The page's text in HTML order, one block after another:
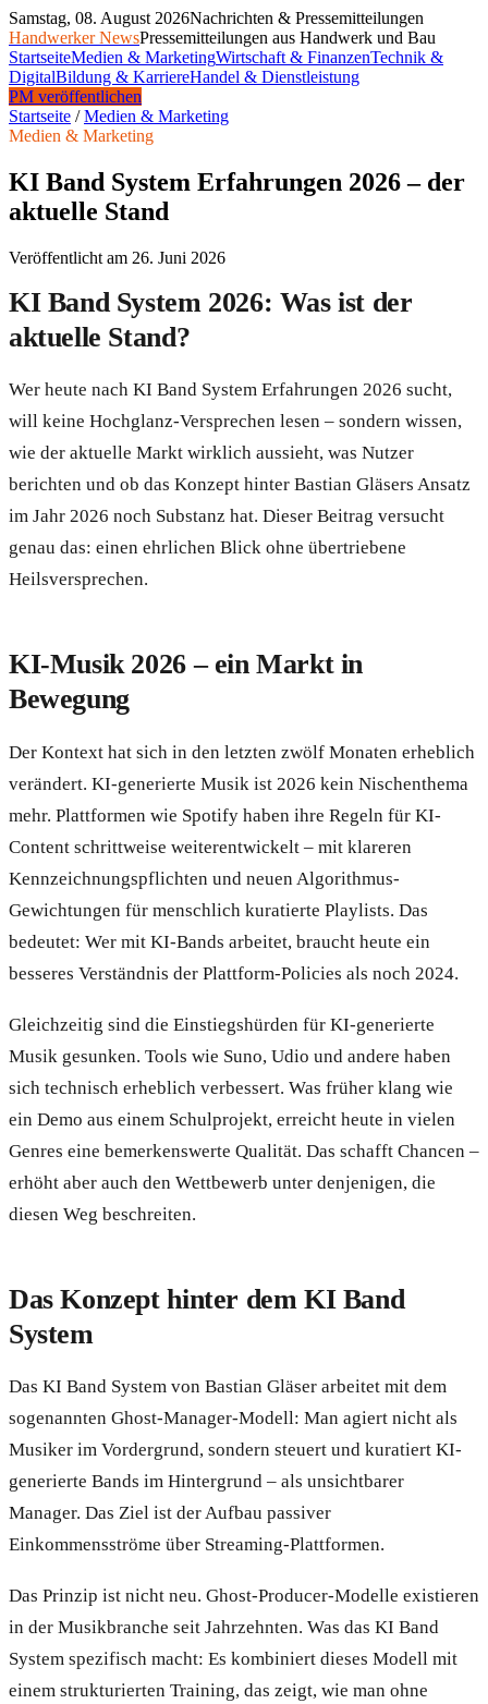
Samstag, 08. August 2026Nachrichten & Pressemitteilungen
Handwerker NewsPressemitteilungen aus Handwerk und Bau
StartseiteMedien & MarketingWirtschaft & FinanzenTechnik &
DigitalBildung & KarriereHandel & Dienstleistung
PM veröffentlichen
Startseite /Medien & Marketing
Medien & Marketing
KI Band System Erfahrungen 2026 – der
aktuelle Stand
Veröffentlicht am 26. Juni 2026
KI Band System 2026: Was ist der
aktuelle Stand?
Wer heute nach KI Band System Erfahrungen 2026 sucht,
will keine Hochglanz-Versprechen lesen – sondern wissen,
wie der aktuelle Markt wirklich aussieht, was Nutzer
berichten und ob das Konzept hinter Bastian Gläsers Ansatz
im Jahr 2026 noch Substanz hat. Dieser Beitrag versucht
genau das: einen ehrlichen Blick ohne übertriebene
Heilsversprechen.
KI-Musik 2026 – ein Markt in
Bewegung
Der Kontext hat sich in den letzten zwölf Monaten erheblich
verändert. KI-generierte Musik ist 2026 kein Nischenthema
mehr. Plattformen wie Spotify haben ihre Regeln für KI-
Content schrittweise weiterentwickelt – mit klareren
Kennzeichnungspflichten und neuen Algorithmus-
Gewichtungen für menschlich kuratierte Playlists. Das
bedeutet: Wer mit KI-Bands arbeitet, braucht heute ein
besseres Verständnis der Plattform-Policies als noch 2024.
Gleichzeitig sind die Einstiegshürden für KI-generierte
Musik gesunken. Tools wie Suno, Udio und andere haben
sich technisch erheblich verbessert. Was früher klang wie
ein Demo aus einem Schulprojekt, erreicht heute in vielen
Genres eine bemerkenswerte Qualität. Das schafft Chancen –
erhöht aber auch den Wettbewerb unter denjenigen, die
diesen Weg beschreiten.
Das Konzept hinter dem KI Band
System
Das KI Band System von Bastian Gläser arbeitet mit dem
sogenannten Ghost-Manager-Modell: Man agiert nicht als
Musiker im Vordergrund, sondern steuert und kuratiert KI-
generierte Bands im Hintergrund – als unsichtbarer
Manager. Das Ziel ist der Aufbau passiver
Einkommensströme über Streaming-Plattformen.
Das Prinzip ist nicht neu. Ghost-Producer-Modelle existieren
in der Musikbranche seit Jahrzehnten. Was das KI Band
System spezifisch macht: Es kombiniert dieses Modell mit
einem strukturierten Training, das zeigt, wie man ohne